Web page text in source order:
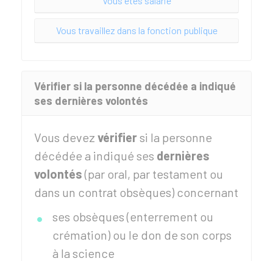
Vous travaillez dans la fonction publique
Vérifier si la personne décédée a indiqué
ses dernières volontés
Vous devez vérifiersi la personne
décédée a indiqué ses dernières
volontés(par oral, par testament ou
dans un contrat obsèques) concernant
ses obsèques (enterrement ou
crémation) ou le don de son corps
à la science